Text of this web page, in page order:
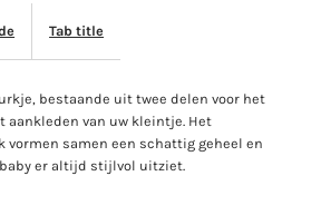
Tab title
bestaande uit twee delen voor het
aankleden van uw kleintje. Het
vormen samen een schattig geheel en
er altijd stijlvol uitziet.